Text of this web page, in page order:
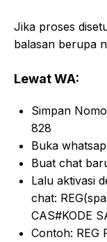
Jika proses
balasan berupa
Lewat WA:
Simpan
828
Buka
Buat chat
Lalu aktivasi
chat:
CAS#KODE
Contoh: REG